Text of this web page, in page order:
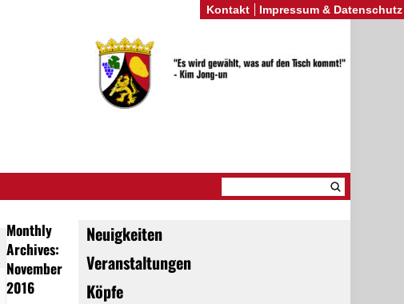
Neuigkeiten
Veranstaltungen
Köpfe
Monthly
Archives:
November
2016
Kontakt Impressum & Datenschutz